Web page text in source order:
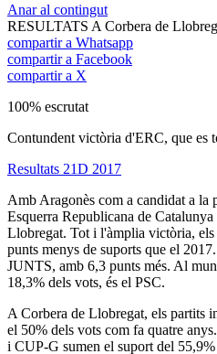
Anar al contingut
RESULTATS A Corbera de
compartir a Whatsapp
compartir a Facebook
compartir a X
100% escrutat
Contundent victòria d'ERC, que es
Resultats 21D 2017
Amb Aragonès com a candidat a la
Esquerra Republicana de
Llobregat. Tot i l'àmplia victòria,
punts menys de suports que el
JUNTS, amb 6,3 punts més. Al
18,3% dels vots, és el PSC.
A Corbera de Llobregat, els partits
el 50% dels vots com fa quatre
i CUP-G sumen el suport del